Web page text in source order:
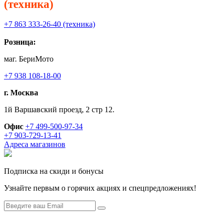
(техника)
+7 863 333-26-40 (техника)
Розница:
маг. БериМото
+7 938 108-18-00
г. Москва
1й Варшавский проезд, 2 стр 12.
Офис +7 499-500-97-34
+7 903-729-13-41
Адреса магазинов
Подписка на скиди и бонусы
Узнайте первым о горячих акциях и спецпредложениях!